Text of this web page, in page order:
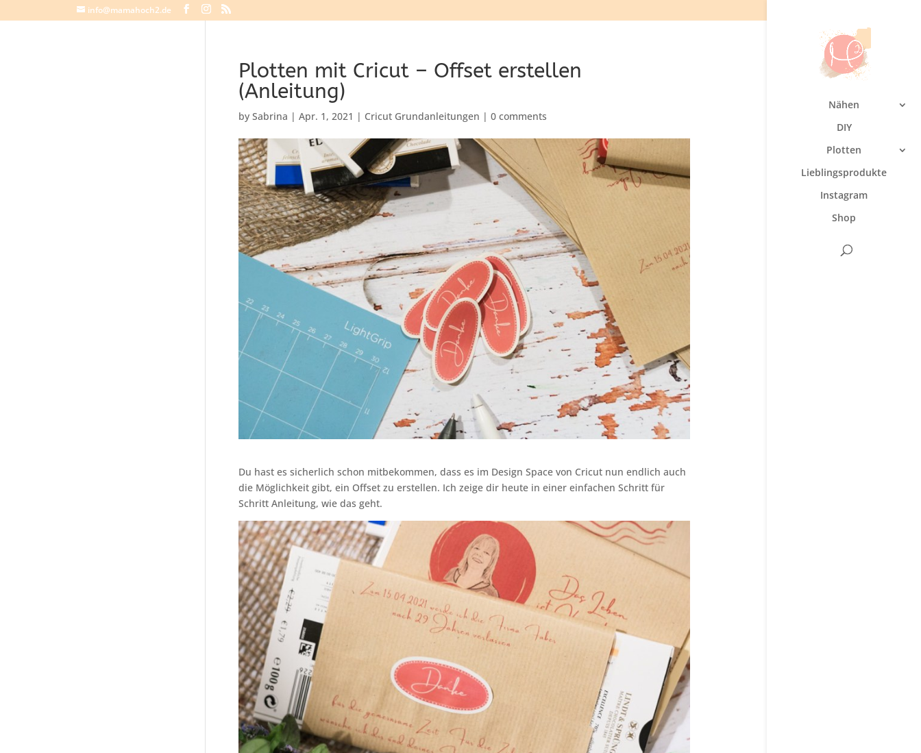
info@mamahoch2.de
Nähen
DIY
Plotten
Lieblingsprodukte
Instagram
Shop
Plotten mit Cricut – Offset erstellen
(Anleitung)
bySabrina |Apr. 1, 2021 | Cricut Grundanleitungen |0 comments
Du hast es sicherlich schon mitbekommen, dass es im Design Space von Cricut nun endlich auch
die Möglichkeit gibt, ein Offset zu erstellen. Ich zeige dir heute in einer einfachen Schritt für
Schritt Anleitung, wie das geht.